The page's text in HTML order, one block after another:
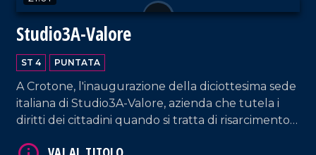
Studio3A-Valore
ST 4 PUNTATA
A Crotone, l'inaugurazione della diciottesima sede
italiana di Studio3A-Valore, azienda che tutela i
diritti dei cittadini quando si tratta di risarcimento
VAI AL TITOLO